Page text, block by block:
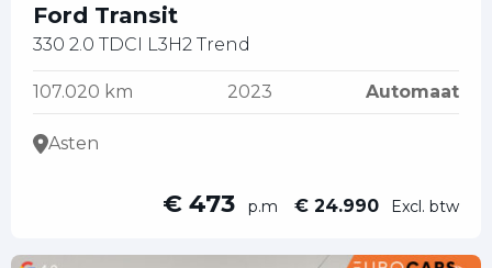
Ford Transit
330 2.0 TDCI L3H2 Trend
107.020 km 2023 Automaat
Asten
€ 473 p.m € 24.990 Excl. btw